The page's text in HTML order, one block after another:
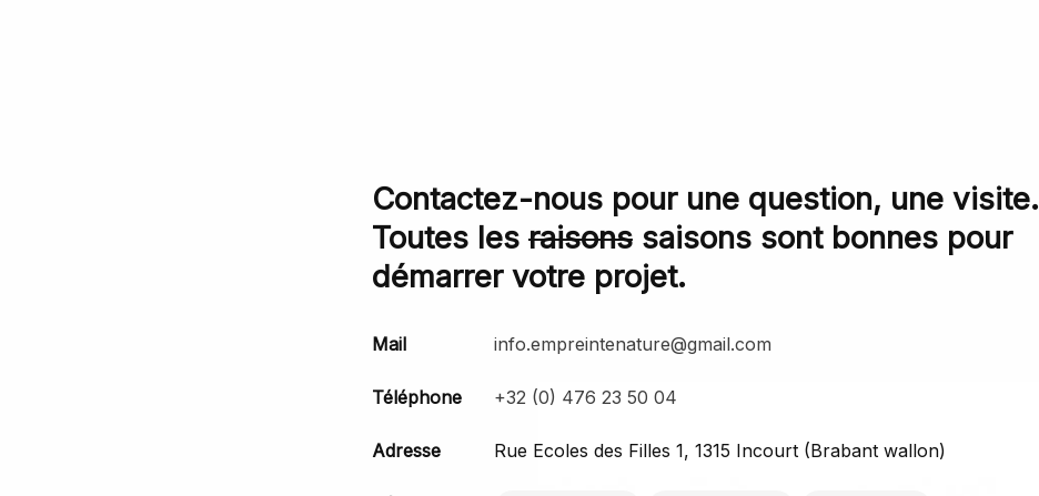
Contactez-nous pour une question, une visite.
Toutes les raisons saisons sont bonnes pour
démarrer votre projet.
Mail info.empreintenature@gmail.com
Téléphone +32 (0) 476 23 50 04
Adresse Rue Ecoles des Filles 1, 1315 Incourt (Brabant wallon)